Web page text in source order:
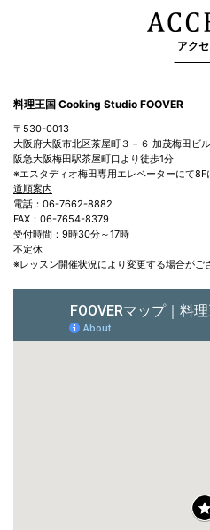
アク
料理王国 Cooking Studio FOOVER
〒530-0013
大阪府大阪市北区茶屋町３－６ 加茂梅田ビ
阪急大阪梅田駅茶屋町口より徒歩1分
※エスタディオ梅田専用エレベーターにて8F
道順案内
電話：06-7662-8882
FAX：06-7654-8379
受付時間：9時30分～17時
不定休
※レッスン開催状況により変更する場合がご